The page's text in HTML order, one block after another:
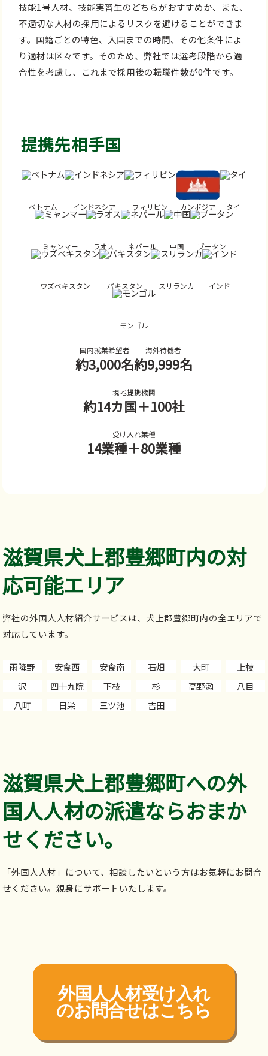
技能1号人材、技能実習生のどちらがおすすめか、また、
不適切な人材の採用によるリスクを避けることができま
す。国籍ごとの特色、入国までの時間、その他条件によ
り適材は区々です。そのため、弊社では選考段階から適
合性を考慮し、これまで採用後の転職件数が0件です。
提携先相手国
ベトナム インドネシア フィリピン カンボジア タイ
ミャンマー ラオス ネパール 中国 ブータン
ウズベキスタン パキスタン スリランカ インド
モンゴル
国内就業希望者
約3,000名
海外待機者
約9,999名
現地提携機関
約14カ国＋100社
受け入れ業種
14業種＋80業種
滋賀県犬上郡豊郷町内の対
応可能エリア
弊社の外国人人材紹介サービスは、犬上郡豊郷町内の全エリアで
対応しています。
雨降野 安食西 安食南 石畑 大町
上枝
沢
四十九院 下枝 杉 高野瀬
八目
八町
日栄 三ツ池 吉田
滋賀県犬上郡豊郷町への外
国人人材の派遣ならおまか
せください。
「外国人人材」について、相談したいという方はお気軽にお問合
せください。親身にサポートいたします。
外国人人材受け入れ
のお問合せはこちら